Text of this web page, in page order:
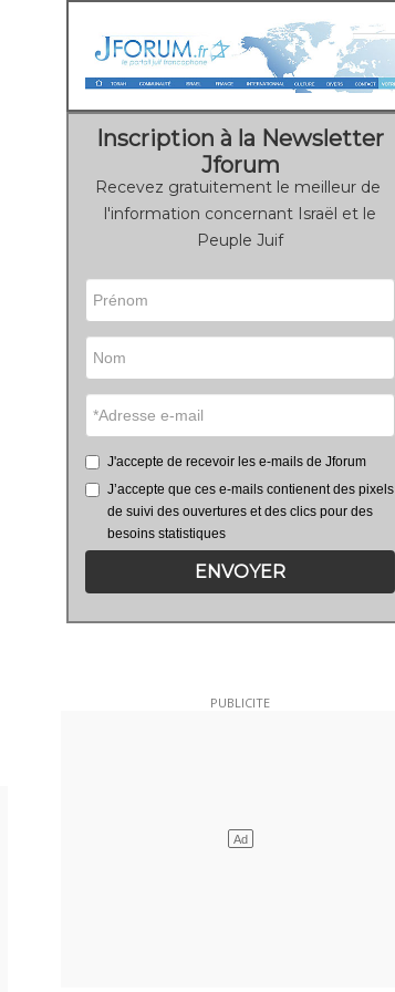
Inscription à la Newsletter
Jforum
Recevez gratuitement le meilleur de
l'information concernant Israël et le
Peuple Juif
J'accepte de recevoir les e-mails de Jforum
J’accepte que ces e-mails contienent des pixels
de suivi des ouvertures et des clics pour des
besoins statistiques
ENVOYER